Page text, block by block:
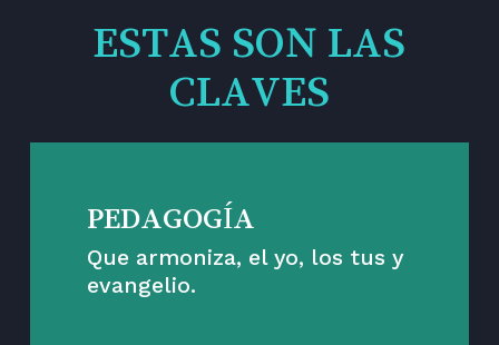
ESTAS SON LAS
CLAVES
PEDAGOGÍA
Que armoniza, el yo, los tus y
evangelio.